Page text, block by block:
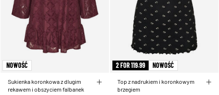
NOWOŚĆ
Sukienka koronkowa z dlugim
rekawem i obszyciem falbanek
2 FOR 119.99 NOWOŚĆ
Top z nadrukiem i koronkowym
brzegiem